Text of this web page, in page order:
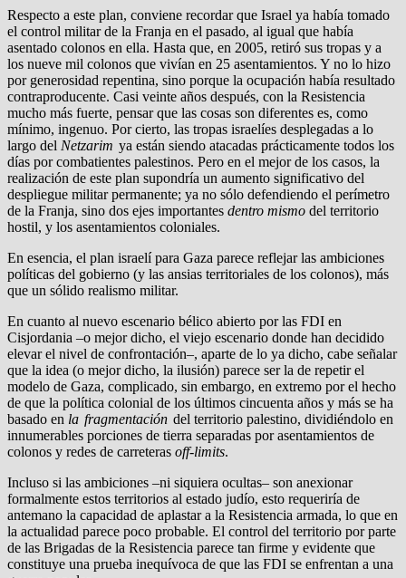
Respecto a este plan, conviene recordar que Israel ya había tomado
el control militar de la Franja en el pasado, al igual que había
asentado colonos en ella. Hasta que, en 2005, retiró sus tropas y a
los nueve mil colonos que vivían en 25 asentamientos. Y no lo hizo
por generosidad repentina, sino porque la ocupación había resultado
contraproducente. Casi veinte años después, con la Resistencia
mucho más fuerte, pensar que las cosas son diferentes es, como
mínimo, ingenuo. Por cierto, las tropas israelíes desplegadas a lo
largo del Netzarim ya están siendo atacadas prácticamente todos los
días por combatientes palestinos. Pero en el mejor de los casos, la
realización de este plan supondría un aumento significativo del
despliegue militar permanente; ya no sólo defendiendo el perímetro
de la Franja, sino dos ejes importantes dentro mismo del territorio
hostil, y los asentamientos coloniales.
En esencia, el plan israelí para Gaza parece reflejar las ambiciones
políticas del gobierno (y las ansias territoriales de los colonos), más
que un sólido realismo militar.
En cuanto al nuevo escenario bélico abierto por las FDI en
Cisjordania –o mejor dicho, el viejo escenario donde han decidido
elevar el nivel de confrontación–, aparte de lo ya dicho, cabe señalar
que la idea (o mejor dicho, la ilusión) parece ser la de repetir el
modelo de Gaza, complicado, sin embargo, en extremo por el hecho
de que la política colonial de los últimos cincuenta años y más se ha
basado en la fragmentación del territorio palestino, dividiéndolo en
innumerables porciones de tierra separadas por asentamientos de
colonos y redes de carreteras off-limits.
Incluso si las ambiciones –ni siquiera ocultas– son anexionar
formalmente estos territorios al estado judío, esto requeriría de
antemano la capacidad de aplastar a la Resistencia armada, lo que en
la actualidad parece poco probable. El control del territorio por parte
de las Brigadas de la Resistencia parece tan firme y evidente que
constituye una prueba inequívoca de que las FDI se enfrentan a una